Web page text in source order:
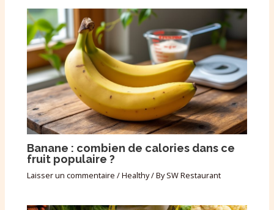
Banane : combien de calories dans ce
fruit populaire ?
Laisser un commentaire /Healthy/ BySW Restaurant